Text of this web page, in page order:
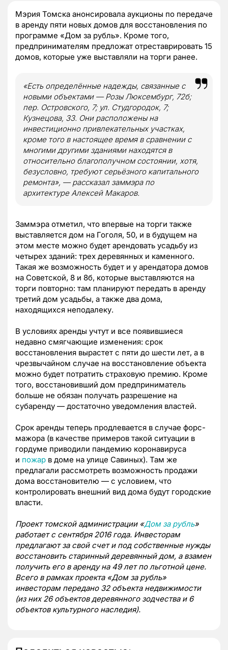
Мэрия Томска анонсировала аукционы по передаче
в аренду пяти новых домов для восстановления по
программе «Дом за рубль». Кроме того,
предпринимателям предложат отреставрировать 15
домов, которые уже выставляли на торги ранее.
«Есть определённые надежды, связанные с
новыми объектами — Розы Люксембург, 72б;
пер. Островского, 7; ул. Студгородок, 7;
Кузнецова, 33. Они расположены на
инвестиционно привлекательных участках,
кроме того в настоящее время в сравнении с
многими другими зданиями находятся в
относительно благополучном состоянии, хотя,
безусловно, требуют серьёзного капитального
ремонта», — рассказал заммэра по
архитектуре Алексей Макаров.
Заммэра отметил, что впервые на торги также
выставляется дом на Гоголя, 50, и в будущем на
этом месте можно будет арендовать усадьбу из
четырех зданий: трех деревянных и каменного.
Такая же возможность будет и у арендатора домов
на Советской, 8 и 8б, которые выставляются на
торги повторно: там планируют передать в аренду
третий дом усадьбы, а также два дома,
находящихся неподалеку.
В условиях аренды учтут и все появившиеся
недавно смягчающие изменения: срок
восстановления вырастет с пяти до шести лет, а в
чрезвычайном случае на восстановление объекта
можно будет потратить страховую премию. Кроме
того, восстановивший дом предприниматель
больше не обязан получать разрешение на
субаренду — достаточно уведомления властей.
Срок аренды теперь продлевается в случае форс-
мажора (в качестве примеров такой ситуации в
гордуме приводили пандемию коронавируса
и пожар в доме на улице Савиных). Там же
предлагали рассмотреть возможность продажи
дома восстановителю — с условием, что
контролировать внешний вид дома будут городские
власти.
Проект томской администрации «Дом за рубль»
работает с сентября 2016 года. Инвесторам
предлагают за свой счет и под собственные нужды
восстановить старинный деревянный дом, а взамен
получить его в аренду на 49 лет по льготной цене.
Всего в рамках проекта «Дом за рубль»
инвесторам передано 32 объекта недвижимости
(из них 26 объектов деревянного зодчества и 6
объектов культурного наследия).